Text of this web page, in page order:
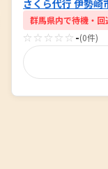
さくら代行 伊勢崎
群馬県内で待機・回
☆☆☆☆☆ -(0件)